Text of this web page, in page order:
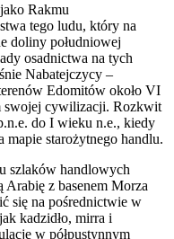
Rakmu
tego ludu, który na
doliny południowej
osadnictwa na tych
Nabatejczycy –
Edomitów około VI
swojej cywilizacji. Rozkwit
do I wieku n.e., kiedy
mapie starożytnego handlu.
szlaków handlowych
Arabię z basenem Morza
się na pośrednictwie w
kadzidło, mirra i
w półpustynnym